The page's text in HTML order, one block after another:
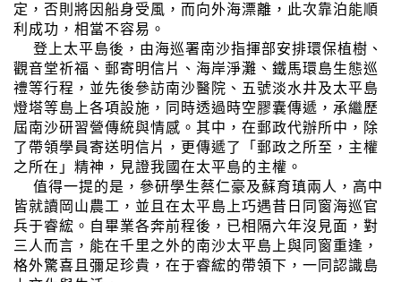
定，否則將因船身受風，而向外海漂離，此次靠泊能順
利成功，相當不容易。
登上太平島後，由海巡署南沙指揮部安排環保植樹、
觀音堂祈福、郵寄明信片、海岸淨灘、鐵馬環島生態巡
禮等行程，並先後參訪南沙醫院、五號淡水井及太平島
燈塔等島上各項設施，同時透過時空膠囊傳遞，承繼歷
屆南沙研習營傳統與情感。其中，在郵政代辦所中，除
了帶領學員寄送明信片，更傳遞了「郵政之所至，主權
之所在」精神，見證我國在太平島的主權。
值得一提的是，參研學生蔡仁豪及蘇育瑱兩人，高中
皆就讀岡山農工，並且在太平島上巧遇昔日同窗海巡官
兵于睿綋。自畢業各奔前程後，已相隔六年沒見面，對
三人而言，能在千里之外的南沙太平島上與同窗重逢，
格外驚喜且彌足珍貴，在于睿綋的帶領下，一同認識島